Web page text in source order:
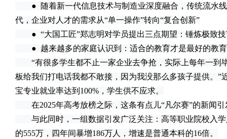
● 随着新一代信息技术与制造业深度融合，传统流水线
代，企业对人才的需求从“单一操作”转向“复合创新”
● “大国工匠”郑志明对学员提出三点期望：锤炼极致技
● 越来越多的家庭认识到：适合的教育才是最好的教育
“有很多学生都不止一家企业去争抢，实际上每年一到
板给我们打电话我都不敢接，因为我没那么多孩子提供。”
宝专业就业率达到100%，学生供不应求。
在2025年高考放榜之际，这条有点儿“凡尔赛”的新闻引
与此同时，一组数据引发广泛关注：高等职业院校入学
的555万，四年间暴增186万人，增速是普通本科的16倍。